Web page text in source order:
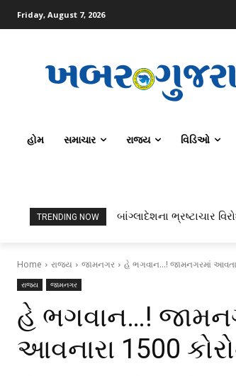
Friday, August 7, 2026
હોમ સમાચાર રાજ્ય વિડિઓ
TRENDING NOW બાંગ્લાદેશના ભ્રષ્ટાચાર
Home રાજ્ય જામનગર હે ભગવાન…! જામનગરમાં આવતા
રાજ્ય જામનગર
હે ભગવાન…!
આવનારા 1500